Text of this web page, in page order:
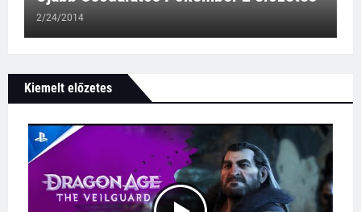
2/24/2014
Kiemelt előzetes